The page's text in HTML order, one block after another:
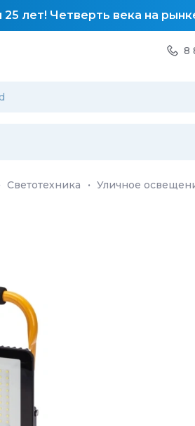
25 лет! Четверть века на
8
Светотехника · Уличное